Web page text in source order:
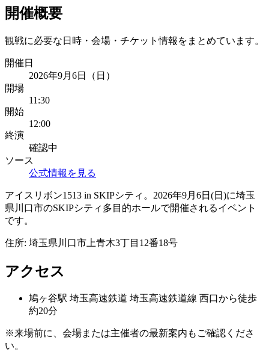
開催概要
観戦に必要な日時・会場・チケット情報をまとめています。
開催日
2026年9月6日（日）
開場
11:30
開始
12:00
終演
確認中
ソース
公式情報を見る
アイスリボン1513 in SKIPシティ。2026年9月6日(日)に埼玉
県川口市のSKIPシティ多目的ホールで開催されるイベント
です。
住所: 埼玉県川口市上青木3丁目12番18号
アクセス
鳩ヶ谷駅 埼玉高速鉄道 埼玉高速鉄道線 西口から徒歩
約20分
※来場前に、会場または主催者の最新案内もご確認くださ
い。